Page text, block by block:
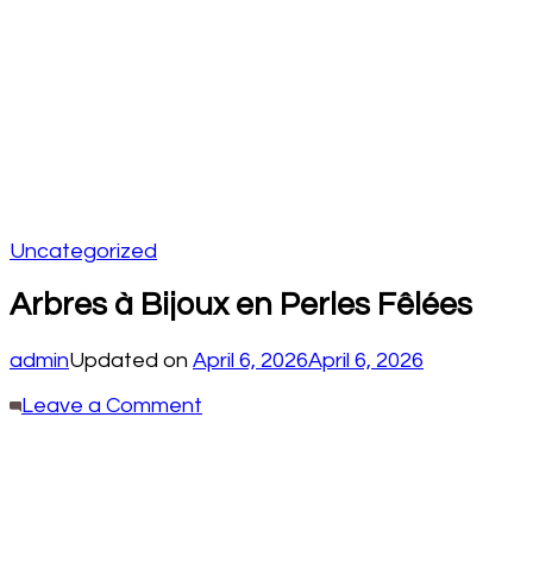
Uncategorized
Arbres à Bijoux en Perles Fêlées
adminUpdated on April 6, 2026April 6, 2026
Leave a Comment